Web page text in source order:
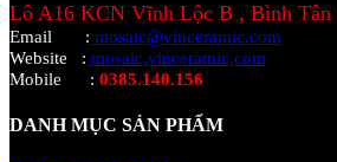
Lô A16 KCN Vĩnh Lộc B , Bình Tân
Email : mosaic@vinceramic.com
Website
: mosaic.vinceramic.com
Mobile
: 0385.140.156
DANH MỤC SẢN PHẨM